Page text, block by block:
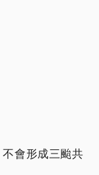
會形成三颱共